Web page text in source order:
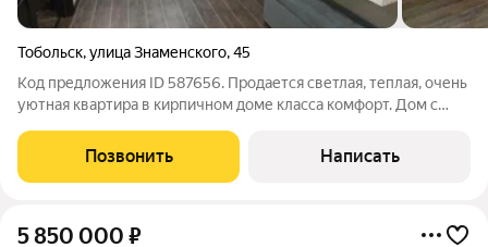
Тобольск,улица Знаменского,45
Код предложения ID 587656. Продается светлая, теплая, очень
уютная квартира в кирпичном доме класса комфорт. Дом с
с большой детской площадкой и со своей управляющей
компанией в доме! Сделан
Позвонить Написать
5 850 000 ₽